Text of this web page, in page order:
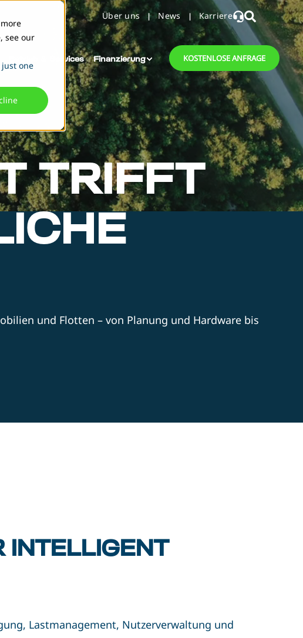
see our
one
Über uns News Karriere
Betrieb & Services Finanzierung KOSTENLOSE ANFRAGE
TRIFFT
und Flotten – von Planung und Hardware bis
INTELLIGENT
Lastmanagement, Nutzerverwaltung und